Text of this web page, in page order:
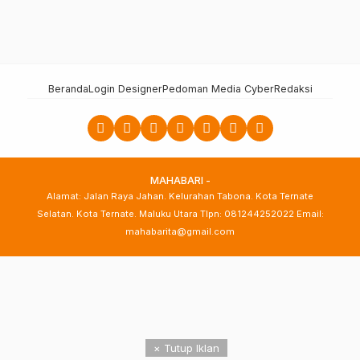
BerandaLogin DesignerPedoman Media CyberRedaksi
MAHABARI -
Alamat: Jalan Raya Jahan. Kelurahan Tabona. Kota Ternate
Selatan. Kota Ternate. Maluku Utara Tlpn: 081244252022 Email:
mahabarita@gmail.com
× Tutup Iklan